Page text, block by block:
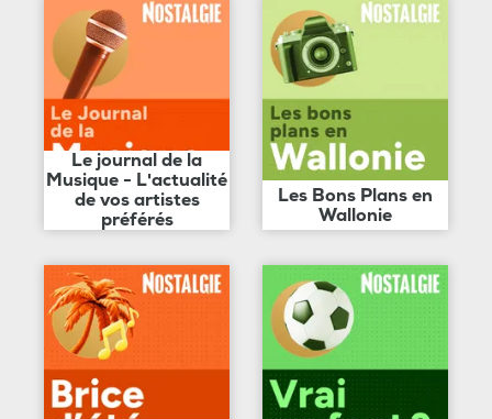
Le journal de la
Musique - L'actualité
de vos artistes
préférés
Les Bons Plans en
Wallonie